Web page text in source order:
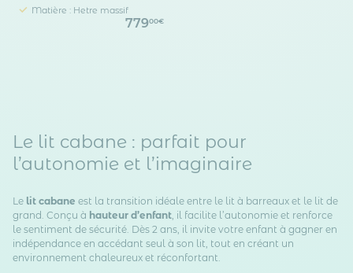
Matière : Hetre massif
77900€
Le lit cabane : parfait pour
l’autonomie et l’imaginaire
Le lit cabane est la transition idéale entre le lit à barreaux et le lit de
grand. Conçu à hauteur d’enfant, il facilite l’autonomie et renforce
le sentiment de sécurité. Dès 2 ans, il invite votre enfant à gagner en
indépendance en accédant seul à son lit, tout en créant un
environnement chaleureux et réconfortant.